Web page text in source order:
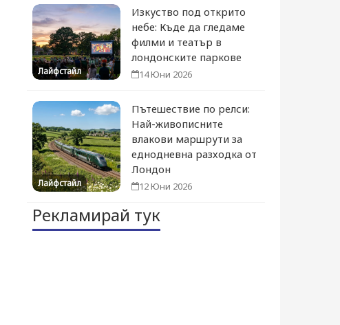
Лайфстайл
Изкуство под открито
небе: Къде да гледаме
филми и театър в
лондонските паркове
14 Юни 2026
Лайфстайл
Пътешествие по релси:
Най-живописните
влакови маршрути за
еднодневна разходка от
Лондон
12 Юни 2026
Рекламирай тук